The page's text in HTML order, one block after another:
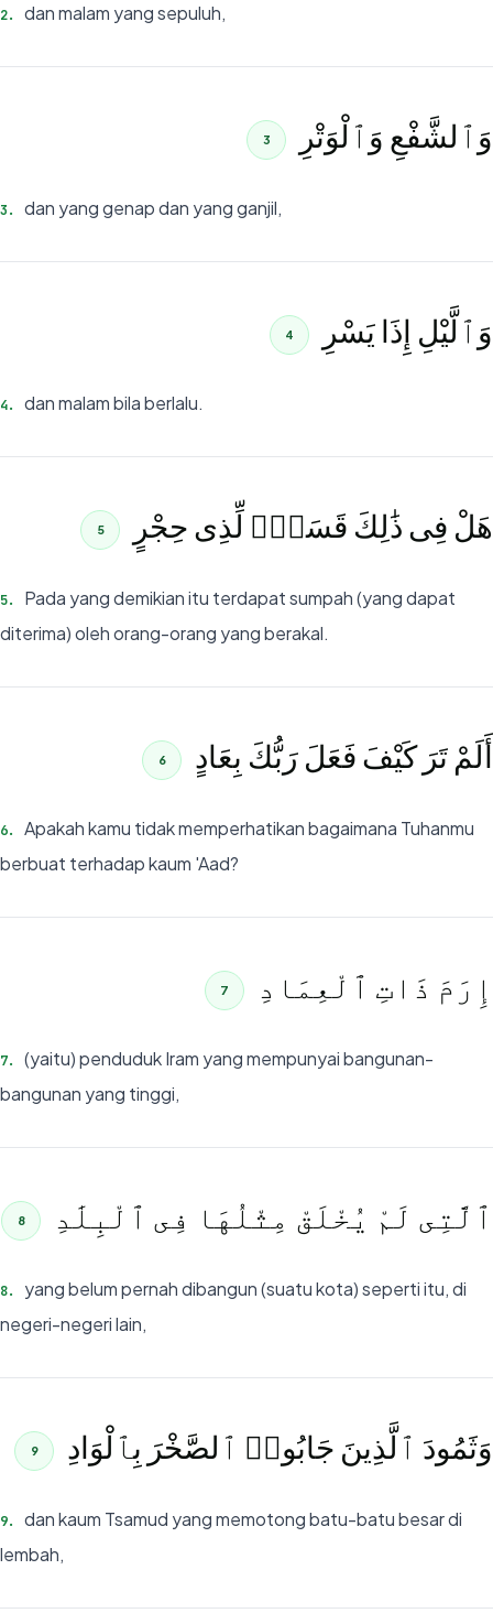
2. dan malam yang sepuluh,
وَٱلشَّفْعِ وَٱلْوَتْرِ 3
3. dan yang genap dan yang ganjil,
وَٱلَّيْلِ إِذَا يَسْرِ 4
4. dan malam bila berlalu.
هَلْ فِى ذَٰلِكَ قَسَمٌۭ لِّذِى حِجْرٍ 5
5.
Pada yang demikian itu terdapat sumpah (yang dapat
diterima) oleh orang-orang yang berakal.
أَلَمْ تَرَ كَيْفَ فَعَلَ رَبُّكَ بِعَادٍ 6
6.
Apakah kamu tidak memperhatikan bagaimana Tuhanmu
berbuat terhadap kaum 'Aad?
إِرَمَ ذَاتِ ٱلْعِمَادِ 7
7.
(yaitu) penduduk Iram yang mempunyai bangunan-
bangunan yang tinggi,
ٱلَّتِى لَمْ يُخْلَقْ مِثْلُهَا فِى ٱلْبِلَٰدِ 8
8.
yang belum pernah dibangun (suatu kota) seperti itu, di
negeri-negeri lain,
وَثَمُودَ ٱلَّذِينَ جَابُوا۟ ٱلصَّخْرَ بِٱلْوَادِ 9
9.
dan kaum Tsamud yang memotong batu-batu besar di
lembah,